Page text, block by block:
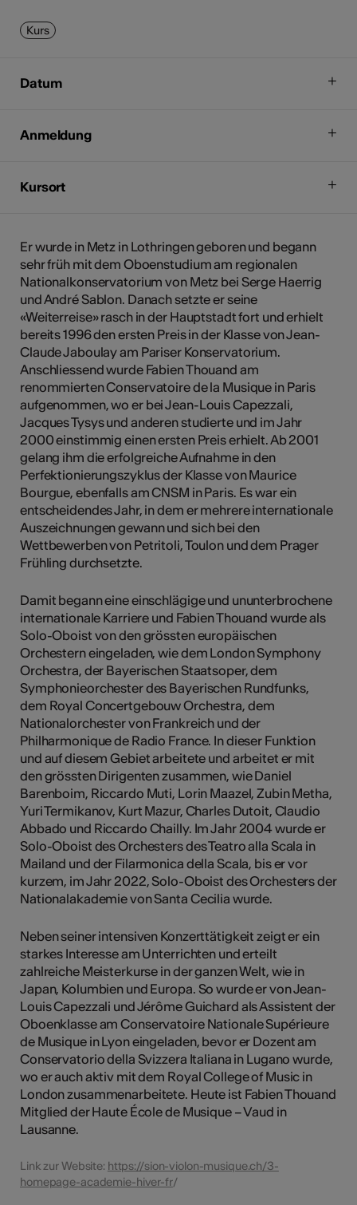
Kurs
Datum
Anmeldung
Kursort
Er wurde in Metz in Lothringen geboren und begann
sehr früh mit dem Oboenstudium am regionalen
Nationalkonservatorium von Metz bei Serge Haerrig
und André Sablon. Danach setzte er seine
«Weiterreise» rasch in der Hauptstadt fort und erhielt
bereits 1996 den ersten Preis in der Klasse von Jean-
Claude Jaboulay am Pariser Konservatorium.
Anschliessend wurde Fabien Thouand am
renommierten Conservatoire de la Musique in Paris
aufgenommen, wo er bei Jean-Louis Capezzali,
Jacques Tysys und anderen studierte und im Jahr
2000 einstimmig einen ersten Preis erhielt. Ab 2001
gelang ihm die erfolgreiche Aufnahme in den
Perfektionierungszyklus der Klasse von Maurice
Bourgue, ebenfalls am CNSM in Paris. Es war ein
entscheidendes Jahr, in dem er mehrere internationale
Auszeichnungen gewann und sich bei den
Wettbewerben von Petritoli, Toulon und dem Prager
Frühling durchsetzte.
Damit begann eine einschlägige und ununterbrochene
internationale Karriere und Fabien Thouand wurde als
Solo-Oboist von den grössten europäischen
Orchestern eingeladen, wie dem London Symphony
Orchestra, der Bayerischen Staatsoper, dem
Symphonieorchester des Bayerischen Rundfunks,
dem Royal Concertgebouw Orchestra, dem
Nationalorchester von Frankreich und der
Philharmonique de Radio France. In dieser Funktion
und auf diesem Gebiet arbeitete und arbeitet er mit
den grössten Dirigenten zusammen, wie Daniel
Barenboim, Riccardo Muti, Lorin Maazel, Zubin Metha,
Yuri Termikanov, Kurt Mazur, Charles Dutoit, Claudio
Abbado und Riccardo Chailly. Im Jahr 2004 wurde er
Solo-Oboist des Orchesters des Teatro alla Scala in
Mailand und der Filarmonica della Scala, bis er vor
kurzem, im Jahr 2022, Solo-Oboist des Orchesters der
Nationalakademie von Santa Cecilia wurde.
Neben seiner intensiven Konzerttätigkeit zeigt er ein
starkes Interesse am Unterrichten und erteilt
zahlreiche Meisterkurse in der ganzen Welt, wie in
Japan, Kolumbien und Europa. So wurde er von Jean-
Louis Capezzali und Jérôme Guichard als Assistent der
Oboenklasse am Conservatoire Nationale Supérieure
de Musique in Lyon eingeladen, bevor er Dozent am
Conservatorio della Svizzera Italiana in Lugano wurde,
wo er auch aktiv mit dem Royal College of Music in
London zusammenarbeitete. Heute ist Fabien Thouand
Mitglied der Haute École de Musique – Vaud in
Lausanne.
Link zur Website: https://sion-violon-musique.ch/3-
homepage-academie-hiver-fr/